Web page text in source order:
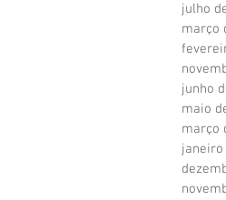
julho
março
junho
maio
março
janeiro